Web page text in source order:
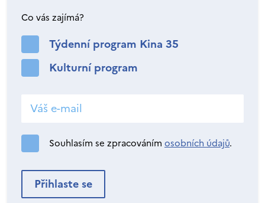
Co vás zajímá?
Týdenní program Kina 35
Kulturní program
Souhlasím se zpracováním osobních údajů.